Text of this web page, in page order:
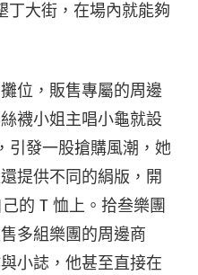
丁大街，在場內就能夠
位，販售專屬的周邊
襪小姐主唱小龜就設
引發一股搶購風潮，她
提供不同的絹版，開
的 T 恤上。拾叁樂團
多組樂團的周邊商
小誌，他甚至直接在